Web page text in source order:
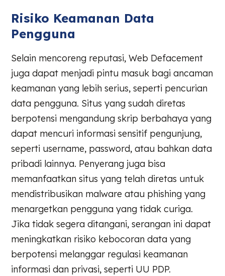
Risiko Keamanan Data
Pengguna
Selain mencoreng reputasi, Web Defacement
juga dapat menjadi pintu masuk bagi ancaman
keamanan yang lebih serius, seperti pencurian
data pengguna. Situs yang sudah diretas
berpotensi mengandung skrip berbahaya yang
dapat mencuri informasi sensitif pengunjung,
seperti username, password, atau bahkan data
pribadi lainnya. Penyerang juga bisa
memanfaatkan situs yang telah diretas untuk
mendistribusikan malware atau phishing yang
menargetkan pengguna yang tidak curiga.
Jika tidak segera ditangani, serangan ini dapat
meningkatkan risiko kebocoran data yang
berpotensi melanggar regulasi keamanan
informasi dan privasi, seperti UU PDP.